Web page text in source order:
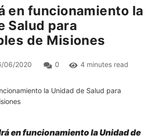
en funcionamiento la
Salud para
de Misiones
06/2020 0 4 minutes read
en funcionamiento laUnidad de